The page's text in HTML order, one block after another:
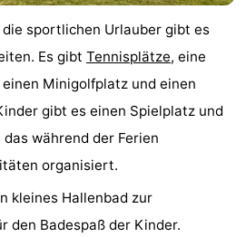
die sportlichen Urlauber gibt es
Es gibt Tennisplätze, eine
einen Minigolfplatz und einen
gibt es einen Spielplatz und
während der Ferien
organisiert.
kleines Hallenbad zur
den Badespaß der Kinder.